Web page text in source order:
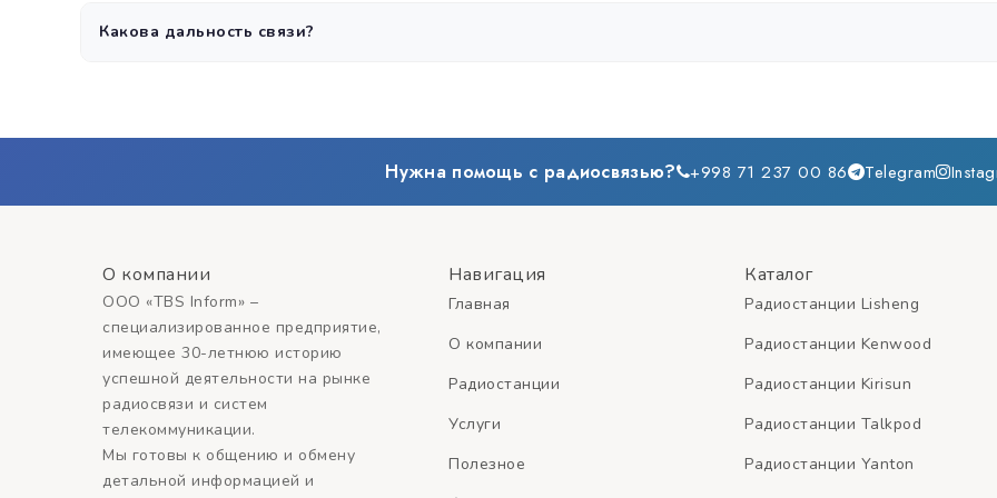
Какова дальность связи?
Нужна помощь с радиосвязью? +998 71 237 00 86 Telegram
О компании
ООО «TBS Inform» –
специализированное предприятие,
имеющее 30-летнюю историю
успешной деятельности на рынке
радиосвязи и систем
телекоммуникации.
Мы готовы к общению и обмену
детальной информацией и
Навигация
Главная
О компании
Радиостанции
Услуги
Полезное
Каталог
Радиостанции Lisheng
Радиостанции Kenwood
Радиостанции Kirisun
Радиостанции Talkpod
Радиостанции Yanton